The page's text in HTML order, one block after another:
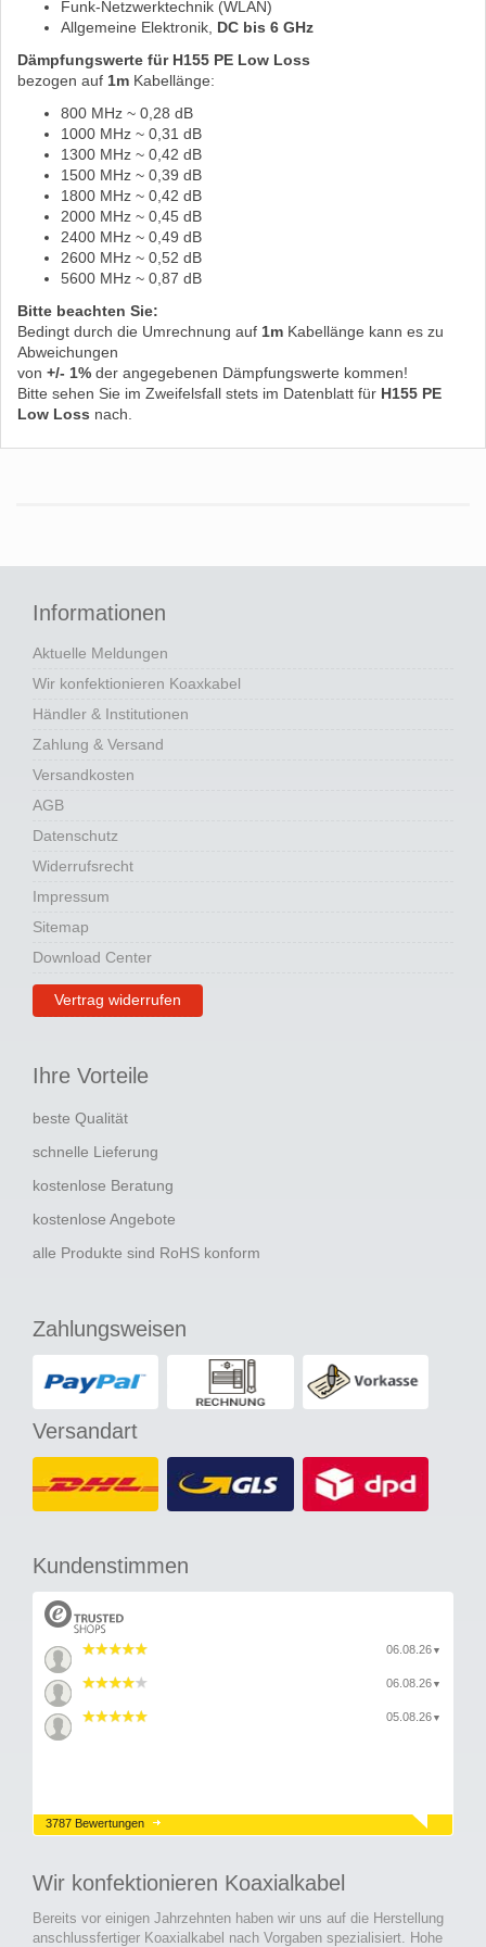
Funk-Netzwerktechnik (WLAN)
Allgemeine Elektronik, DC bis 6 GHz
Dämpfungswerte für H155 PE Low Loss
bezogen auf 1m Kabellänge:
800 MHz ~ 0,28 dB
1000 MHz ~ 0,31 dB
1300 MHz ~ 0,42 dB
1500 MHz ~ 0,39 dB
1800 MHz ~ 0,42 dB
2000 MHz ~ 0,45 dB
2400 MHz ~ 0,49 dB
2600 MHz ~ 0,52 dB
5600 MHz ~ 0,87 dB
Bitte beachten Sie:
Bedingt durch die Umrechnung auf 1m Kabellänge kann es zu
Abweichungen
von +/- 1% der angegebenen Dämpfungswerte kommen!
Bitte sehen Sie im Zweifelsfall stets im Datenblatt für H155 PE
Low Loss nach.
Informationen
Aktuelle Meldungen
Wir konfektionieren Koaxkabel
Händler & Institutionen
Zahlung & Versand
Versandkosten
AGB
Datenschutz
Widerrufsrecht
Impressum
Sitemap
Download Center
Vertrag widerrufen
Ihre Vorteile
beste Qualität
schnelle Lieferung
kostenlose Beratung
kostenlose Angebote
alle Produkte sind RoHS konform
Zahlungsweisen
Versandart
Kundenstimmen
06.08.26 ▼
06.08.26 ▼
05.08.26 ▼
3787 Bewertungen
Wir konfektionieren Koaxialkabel
Bereits vor einigen Jahrzehnten haben wir uns auf die Herstellung
anschlussfertiger Koaxialkabel nach Vorgaben spezialisiert. Hohe